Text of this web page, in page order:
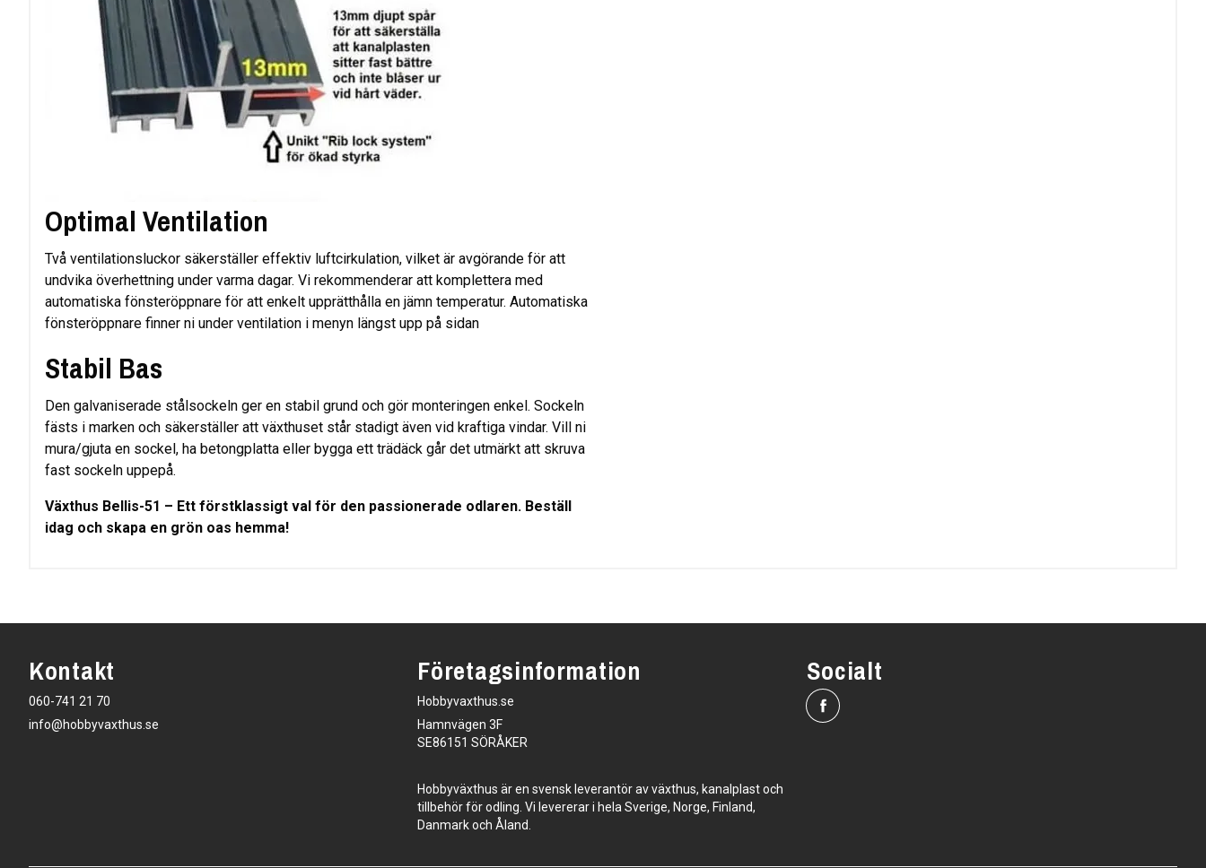
Optimal Ventilation
Två ventilationsluckor säkerställer effektiv luftcirkulation, vilket är avgörande för att
undvika överhettning under varma dagar. Vi rekommenderar att komplettera med
automatiska fönsteröppnare för att enkelt upprätthålla en jämn temperatur. Automatiska
fönsteröppnare finner ni under ventilation i menyn längst upp på sidan
Stabil Bas
Den galvaniserade stålsockeln ger en stabil grund och gör monteringen enkel. Sockeln
fästs i marken och säkerställer att växthuset står stadigt även vid kraftiga vindar. Vill ni
mura/gjuta en sockel, ha betongplatta eller bygga ett trädäck går det utmärkt att skruva
fast sockeln uppepå.
Växthus Bellis-51 – Ett förstklassigt val för den passionerade odlaren. Beställ
idag och skapa en grön oas hemma!
Kontakt
060-741 21 70
info@hobbyvaxthus.se
Företagsinformation
Hobbyvaxthus.se
Hamnvägen 3F
SE86151 SÖRÅKER
Hobbyväxthus är en svensk leverantör av växthus, kanalplast och
tillbehör för odling. Vi levererar i hela Sverige, Norge, Finland,
Danmark och Åland.
Socialt